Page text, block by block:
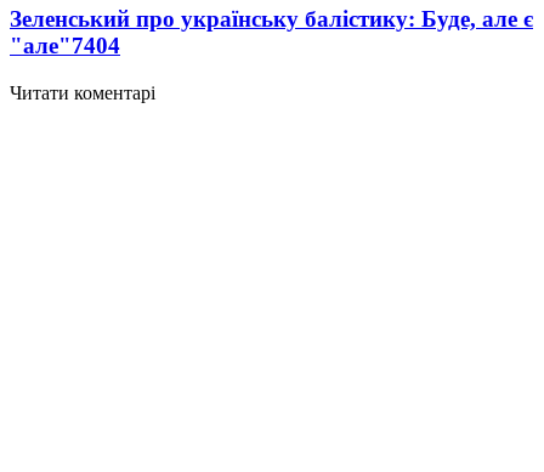
Зеленський про українську балістику: Буде, але є
"але"7404
Читати коментарі